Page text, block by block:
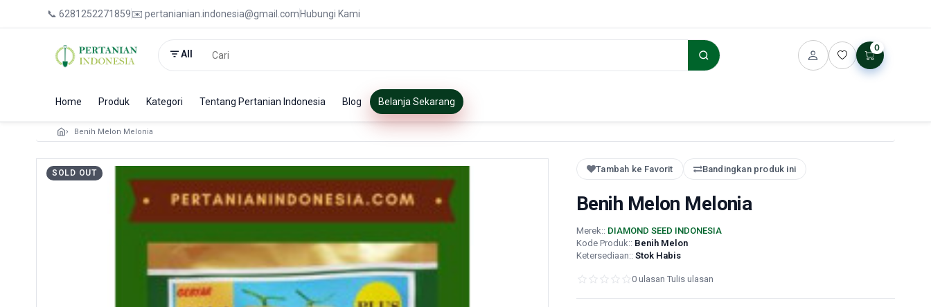
📞 6281252271859✉️ pertanianian.indonesia@gmail.com Hubungi Kami
All
0
Home Produk Kategori Tentang Pertanian Indonesia Blog Belanja Sekarang
Benih Melon Melonia
SOLD OUT Tambah ke Favorit Bandingkan produk ini
Benih Melon Melonia
Merek:: DIAMOND SEED INDONESIA
Kode Produk:: Benih Melon
Ketersediaan:: Stok Habis
0 ulasan Tulis ulasan